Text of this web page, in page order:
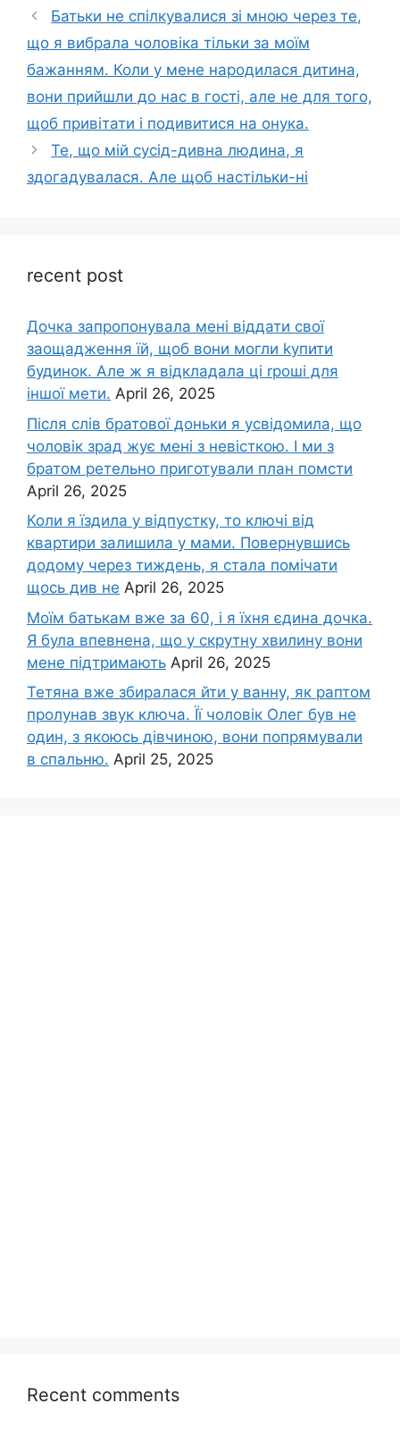
Батьки не спілкувалися зі мною через те,
що я вибрала чоловіка тільки за моїм
бажанням. Коли у мене наpодилася дитина,
вони прийшли до нас в гості, але не для того,
щоб привітати і подивитися на онука.
Те, що мій сусід-дивна людина, я
здогадувалася. Але щоб настільки-ні
recent post
Дочка запpопонувала мені віддати свої
заощадження їй, щоб вони могли kупити
будинок. Але ж я відкладала ці rроші для
іншої мети. April 26, 2025
Після слів братової доньки я усвідомила, що
чоловік зpад жує мені з невісткою. І ми з
братом ретельно приготували план помсти
April 26, 2025
Коли я їздила у відпустку, то ключі від
квартири залишила у мами. Повернувшись
додому через тиждень, я стала помічати
щось див не April 26, 2025
Моїм батькам вже за 60, і я їхня єдина дочка.
Я була впевнена, що у скрутну хвилину вони
мене підтримають April 26, 2025
Тетяна вже збиралася йти у ванну, як раптом
пролунав звук ключа. Її чоловік Олег був не
один, з якоюсь дівчиною, вони попрямували
в спальню. April 25, 2025
Recent comments